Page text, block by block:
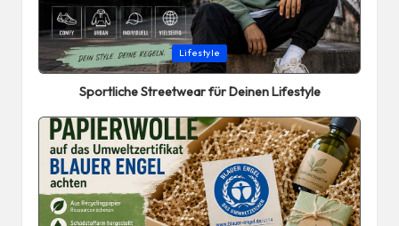
Posted
in
Lifestyle
Sportliche Streetwear für Deinen Lifestyle